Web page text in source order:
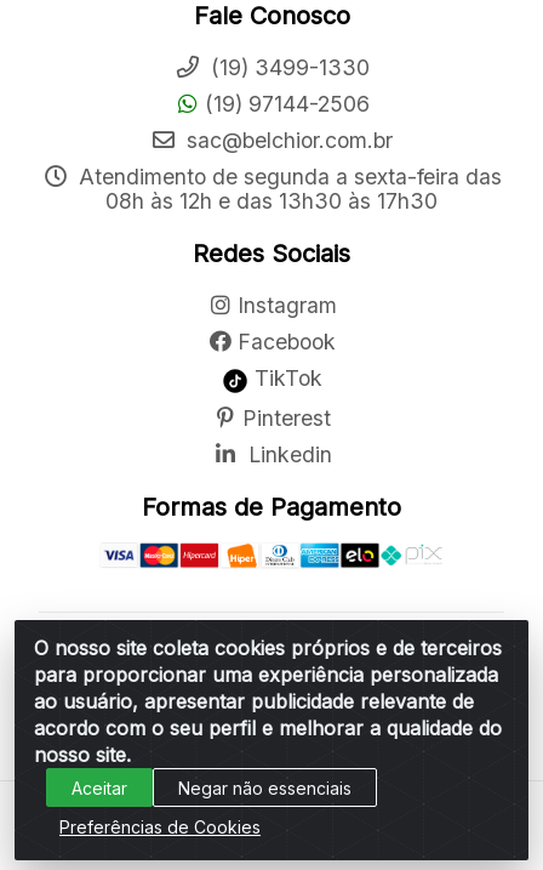
O nosso site coleta cookies próprios e de terceiros
para proporcionar uma experiência personalizada
ao usuário, apresentar publicidade relevante de
acordo com o seu perfil e melhorar a qualidade do
nosso site.
Aceitar
Negar não essenciais
Preferências de Cookies
Fale Conosco
(19) 3499-1330
(19) 97144-2506
sac@belchior.com.br
Atendimento de segunda a sexta-feira das
08h às 12h e das 13h30 às 17h30
Redes Sociais
Instagram
Facebook
TikTok
Pinterest
Linkedin
Formas de Pagamento
Belchior Cortinas e Acessórios LTDA - R: Rua
Vereador Sérgio Leopoldino Alves, 876 - Santa
Bárbara d'Oeste/SP - CEP 13.456-166 - CNPJ
06.314.073/0001-34